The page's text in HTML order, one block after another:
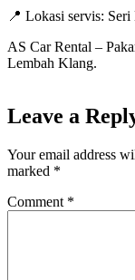
📍 Lokasi servis:
AS Car Rental –
Lembah Klang.
Leave a
Your email address
marked *
Comment *